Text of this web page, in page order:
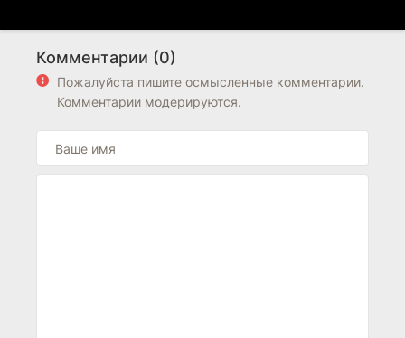
Комментарии (0)
Пожалуйста пишите осмысленные комментарии.
Комментарии модерируются.